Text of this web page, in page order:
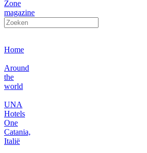
Zone
magazine
Home
Around
the
world
UNA
Hotels
One
Catania,
Italië